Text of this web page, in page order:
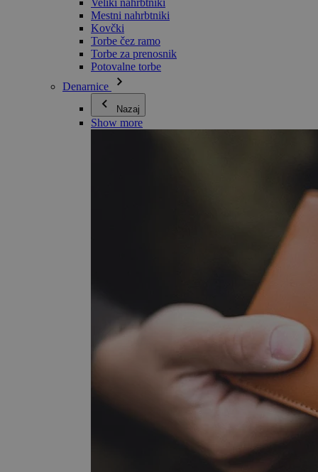
Veliki nahrbtniki
Mestni nahrbtniki
Kovčki
Torbe čez ramo
Torbe za prenosnik
Potovalne torbe
Denarnice
Nazaj
Show more